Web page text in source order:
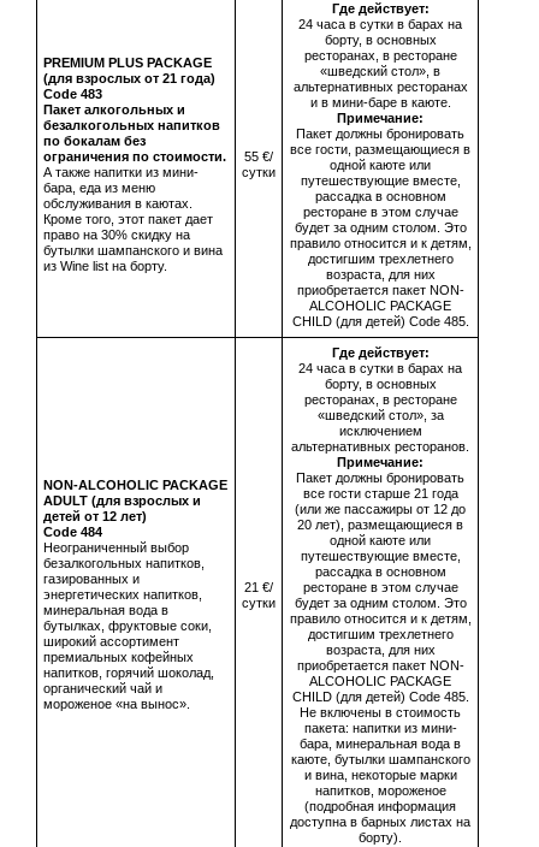
PREMIUM PLUS PACKAGE
(для взрослых от 21 года)
Сode 483
Пакет алкогольных и
безалкогольных напитков
по бокалам без
ограничения по стоимости.
А также напитки из мини-
бара, еда из меню
обслуживания в каютах.
Кроме того, этот пакет дает
право на 30% скидку на
бутылки шампанского и вина
из Wine list на борту.
55 €/
сутки
Где действует:
24 часа в сутки в барах на
борту, в основных
ресторанах, в ресторане
«шведский стол», в
альтернативных ресторанах
и в мини-баре в каюте.
Примечание:
Пакет должны бронировать
все гости, размещающиеся в
одной каюте или
путешествующие вместе,
рассадка в основном
ресторане в этом случае
будет за одним столом. Это
правило относится и к детям,
достигшим трехлетнего
возраста, для них
приобретается пакет NON-
ALCOHOLIC PACKAGE
CHILD (для детей) Code 485.
NON-ALCOHOLIC PACKAGE
ADULT (для взрослых и
детей от 12 лет)
Сode 484
Неограниченный выбор
безалкогольных напитков,
газированных и
энергетических напитков,
минеральная вода в
бутылках, фруктовые соки,
широкий ассортимент
премиальных кофейных
напитков, горячий шоколад,
органический чай и
мороженое «на вынос».
21 €/
сутки
Где действует:
24 часа в сутки в барах на
борту, в основных
ресторанах, в ресторане
«шведский стол», за
исключением
альтернативных ресторанов.
Примечание:
Пакет должны бронировать
все гости старше 21 года
(или же пассажиры от 12 до
20 лет), размещающиеся в
одной каюте или
путешествующие вместе,
рассадка в основном
ресторане в этом случае
будет за одним столом. Это
правило относится и к детям,
достигшим трехлетнего
возраста, для них
приобретается пакет NON-
ALCOHOLIC PACKAGE
CHILD (для детей) Code 485.
Не включены в стоимость
пакета: напитки из мини-
бара, минеральная вода в
каюте, бутылки шампанского
и вина, некоторые марки
напитков, мороженое
(подробная информация
доступна в барных листах на
борту).